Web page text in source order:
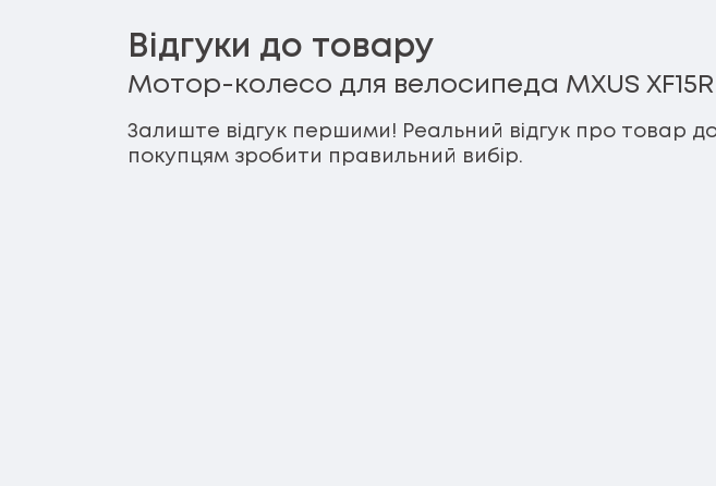
Відгуки до товару
Мотор-колесо для велосипеда MXUS XF15R
Залиште відгук першими! Реальний відгук про товар
покупцям зробити правильний вибір.